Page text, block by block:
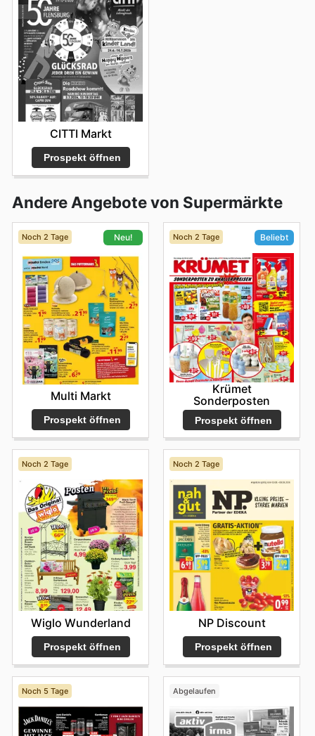
CITTI Markt
Prospekt öffnen
Andere Angebote von Supermärkte
Noch 2 Tage Neu!
Multi Markt
Prospekt öffnen
Noch 2 Tage Beliebt
Krümet
Sonderposten
Prospekt öffnen
Noch 2 Tage
Wiglo Wunderland
Prospekt öffnen
Noch 2 Tage
NP Discount
Prospekt öffnen
Noch 5 Tage Abgelaufen